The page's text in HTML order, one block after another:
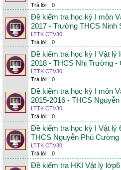
Trả lời:
0
Đề kiểm tra học kỳ I môn
2017 - Trường THCS Ninh
LTTK CTV30
Trả lời:
0
Đề kiểm tra học kỳ I Vật lý
2018 - THCS Nhị Trường -
LTTK CTV30
Trả lời:
0
Đề kiểm tra học kỳ I môn
2015-2016 - THCS
LTTK CTV30
Trả lời:
0
Đề kiểm tra học kỳ I Vật lý
THCS Nguyễn Phú
LTTK CTV30
Trả lời:
0
Đề kiểm tra HKI Vật lý